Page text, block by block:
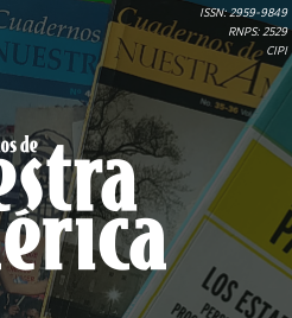
ISSN: 2959-9849
RNPS: 2529
CIPI